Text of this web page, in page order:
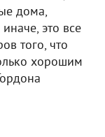
дома,
это все
того, что
хорошим